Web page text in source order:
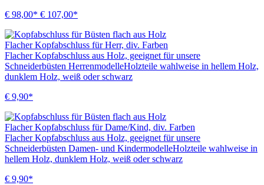
€ 98,00* € 107,00*
Flacher Kopfabschluss für Herr, div. Farben
Flacher Kopfabschluss aus Holz, geeignet für unsere
Schneiderbüsten HerrenmodelleHolzteile wahlweise in hellem Holz,
dunklem Holz, weiß oder schwarz
€ 9,90*
Flacher Kopfabschluss für Dame/Kind, div. Farben
Flacher Kopfabschluss aus Holz, geeignet für unsere
Schneiderbüsten Damen- und KindermodelleHolzteile wahlweise in
hellem Holz, dunklem Holz, weiß oder schwarz
€ 9,90*